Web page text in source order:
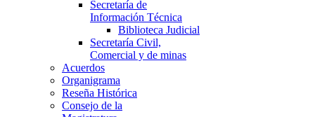
Secretaría de
Información Técnica
Biblioteca Judicial
Secretaría Civil,
Comercial y de minas
Acuerdos
Organigrama
Reseña Histórica
Consejo de la